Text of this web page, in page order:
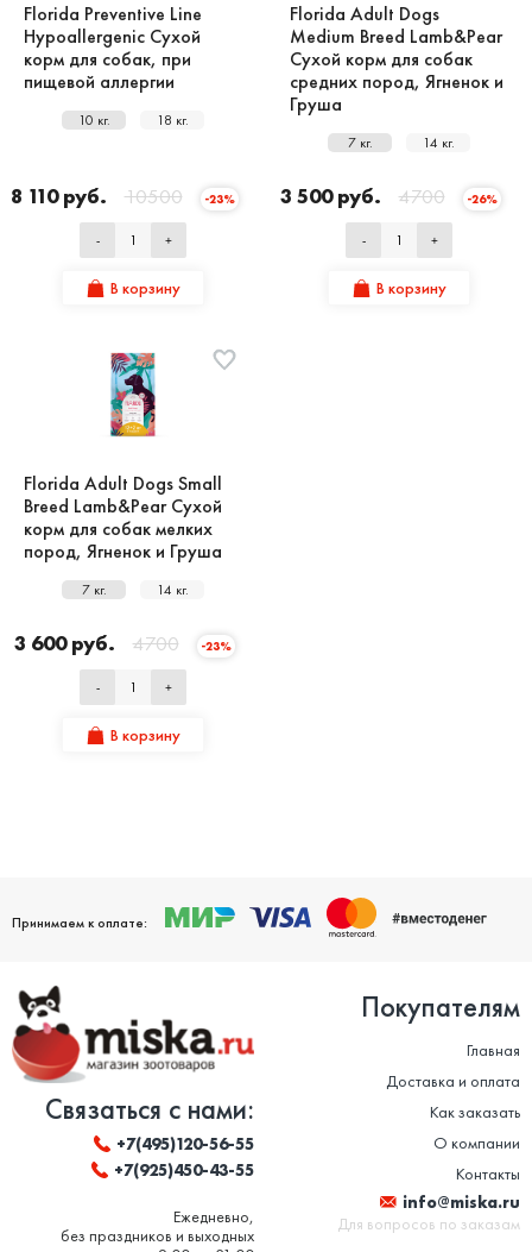
Florida Preventive Line
Hypoallergenic Сухой
корм для собак, при
пищевой аллергии
10 кг. 18 кг.
8 110 руб. 10500 -23%
- +
В корзину
Florida Adult Dogs
Medium Breed Lamb&Pear
Сухой корм для собак
средних пород, Ягненок и
Груша
7 кг. 14 кг.
3 500 руб. 4700 -26%
- +
В корзину
Florida Adult Dogs Small
Breed Lamb&Pear Сухой
корм для собак мелких
пород, Ягненок и Груша
7 кг. 14 кг.
3 600 руб. 4700 -23%
- +
В корзину
Принимаем к оплате:
Связаться с нами:
+7(495)120-56-55
+7(925)450-43-55
Ежедневно,
без праздников и выходных
Покупателям
Главная
Доставка и оплата
Как заказать
О компании
Контакты
info@miska.ru
Для вопросов по заказам